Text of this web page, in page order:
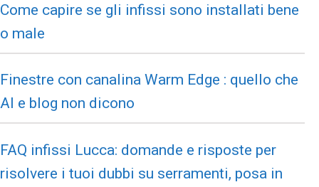
Come capire se gli infissi sono installati bene
o male
Finestre con canalina Warm Edge : quello che
AI e blog non dicono
FAQ infissi Lucca: domande e risposte per
risolvere i tuoi dubbi su serramenti, posa in